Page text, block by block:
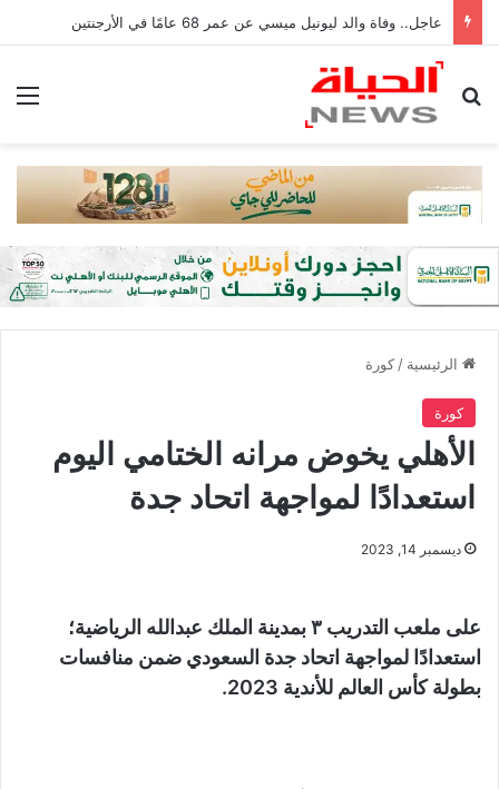
عاجل.. وفاة والد ليونيل ميسي عن عمر 68 عامًا في الأرجنتين
بحث عن
الرئيسية / كورة
كورة
الأهلي يخوض مرانه الختامي اليوم
استعدادًا لمواجهة اتحاد جدة
ديسمبر 14, 2023
على ملعب التدريب ٣ بمدينة الملك عبدالله الرياضية؛
استعدادًا لمواجهة اتحاد جدة السعودي ضمن منافسات
بطولة كأس العالم للأندية 2023.